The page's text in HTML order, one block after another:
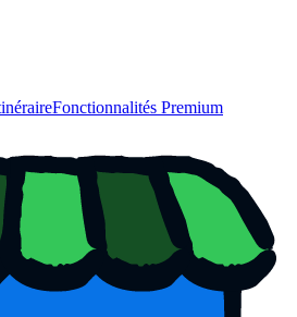
Fonctionnalités Premium